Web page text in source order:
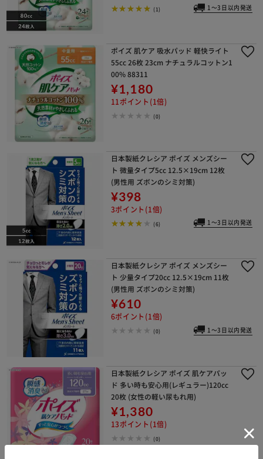
(1) 1～3日以内発送
ポイズ 肌ケア 吸水パッド 軽快ライト
55cc 26枚 23cm ナチュラルコットン1
00% 88311
¥1,180
11ポイント(1倍)
(0)
日本製紙クレシア ポイズ メンズシー
ト 微量タイプ5cc 12.5×19cm 12枚
(男性用 ズボンのシミ対策)
¥398
3ポイント(1倍)
(6) 1～3日以内発送
日本製紙クレシア ポイズ メンズシー
ト 少量タイプ20cc 12.5×19cm 11枚
(男性用 ズボンのシミ対策)
¥610
6ポイント(1倍)
(0) 1～3日以内発送
日本製紙クレシア ポイズ 肌ケアパッ
ド 多い時も安心用(レギュラー)120cc
20枚 (女性の軽い尿もれ用)
¥1,380
13ポイント(1倍)
(0)